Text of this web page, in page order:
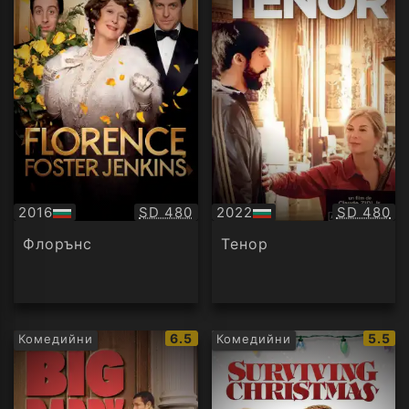
2016
БГ
аудио
Качество:
SD 480
Флорънс
2022
БГ
аудио
SD 480
Тенор
Комедийни
IMDb
рейтинг:
6.5 Комедийни
IMDb
5.5